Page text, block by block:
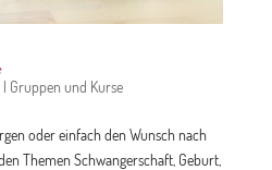
| Gruppen und Kurse
oder einfach den Wunsch nach
Themen Schwangerschaft, Geburt,